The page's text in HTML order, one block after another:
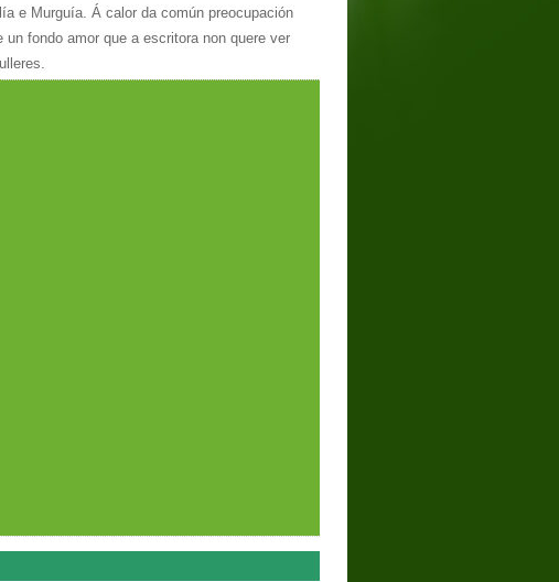
e Murguía. Á calor da común preocupación
fondo amor que a escritora non quere ver